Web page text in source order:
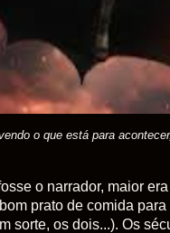
o que está para
o narrador, maior
prato de comida
sorte, os dois...). Os